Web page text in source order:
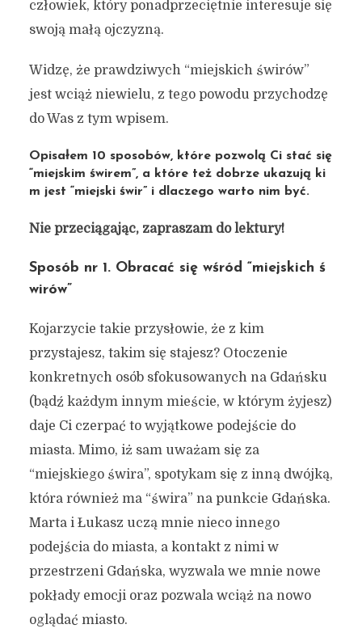
człowiek, który ponadprzeciętnie interesuje się
swoją małą ojczyzną.
Widzę, że prawdziwych “miejskich świrów”
jest wciąż niewielu, z tego powodu przychodzę
do Was z tym wpisem.
Opisałem 10 sposobów, które pozwolą Ci stać się
“miejskim świrem”, a które też dobrze ukazują ki
m jest “miejski świr” i dlaczego warto nim być.
Nie przeciągając, zapraszam do lektury!
Sposób nr 1. Obracać się wśród “miejskich ś
wirów”
Kojarzycie takie przysłowie, że z kim
przystajesz, takim się stajesz? Otoczenie
konkretnych osób sfokusowanych na Gdańsku
(bądź każdym innym mieście, w którym żyjesz)
daje Ci czerpać to wyjątkowe podejście do
miasta. Mimo, iż sam uważam się za
“miejskiego świra”, spotykam się z inną dwójką,
która również ma “świra” na punkcie Gdańska.
Marta i Łukasz uczą mnie nieco innego
podejścia do miasta, a kontakt z nimi w
przestrzeni Gdańska, wyzwala we mnie nowe
pokłady emocji oraz pozwala wciąż na nowo
oglądać miasto.